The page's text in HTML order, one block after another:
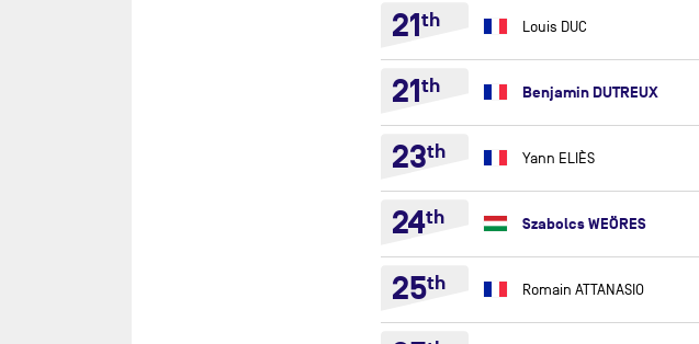
21th Louis DUC
21th Benjamin DUTREUX
23th Yann ELIÈS
24th Szabolcs WEÖRES
25th Romain ATTANASIO